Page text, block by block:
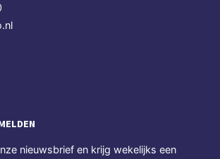
nieuwsbrief en krijg wekelijks een